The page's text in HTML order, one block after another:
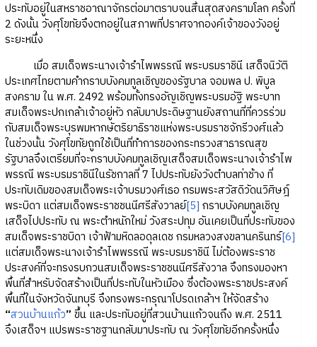
ประทับอยู่ในสหราชอาณาจักรต่อมาตราบจนสิ้นสุดสงครามโลก ครั้งที่
2 ดังนั้น วังศุโขทัยจึงตกอยู่ในสภาพที่ปราศจากองค์เจ้าของวังอยู่
ระยะหนึ่ง
เมื่อ สมเด็จพระนางเจ้ารำไพพรรณี พระบรมราชินี เสด็จนิวัติ
ประเทศไทยตามคำกราบบังคมทูลเชิญของรัฐบาล จอมพล ป. พิบูล
สงคราม ใน พ.ศ. 2492 พร้อมทั้งทรงอัญเชิญพระบรมอัฐิ พระบาท
สมเด็จพระปกเกล้าเจ้าอยู่หัว กลับมาประดิษฐานยังสถานที่ที่ควรร่วม
กับสมเด็จพระบุรพมหากษัตริยาธิราชแห่งพระบรมราชจักรีวงศ์แล้ว
ในช่วงนั้น วังศุโขทัยถูกใช้เป็นที่ทำการของกระทรวงสาธารณสุข
รัฐบาลจึงเตรียมที่จะกราบบังคมทูลเชิญเสด็จสมเด็จพระนางเจ้ารำไพ
พรรณี พระบรมราชินีในรัชกาลที่ 7 ไปประทับยังวังตำบลท่าช้าง ที่
ประทับเดิมของสมเด็จพระเจ้าบรมวงศ์เธอ กรมพระสวัสดิวัดนวิศิษฎ์
พระบิดา แต่สมเด็จพระราชชนนีศรีสังวาลย์[5] กราบบังคมทูลเชิญ
เสด็จไปประทับ ณ พระตำหนักใหม่ วังสระปทุม อันเคยเป็นที่ประทับของ
สมเด็จพระราชบิดา เจ้าฟ้ามหิดลอดุลเดช กรมหลวงสงขลานครินทร์[6]
แต่สมเด็จพระนางเจ้ารำไพพรรณี พระบรมราชินี ไม่ต้องพระราช
ประสงค์ที่จะทรงรบกวนสมเด็จพระราชชนนีศรีสังวาล จึงทรงมองหา
พื้นที่สำหรับจัดสร้างเป็นที่ประทับในหัวเมือง ซึ่งต้องพระราชประสงค์
พื้นที่ในจังหวัดจันทบุรี จึงทรงพระกรุณาโปรดเกล้าฯ ให้จัดสร้าง
“สวนบ้านแก้ว” ขึ้น และประทับอยู่ที่สวนบ้านแก้วจนถึง พ.ศ. 2511
จึงเสด็จฯ แปรพระราชฐานกลับมาประทับ ณ วังศุโขทัยอีกครั้งหนึ่ง